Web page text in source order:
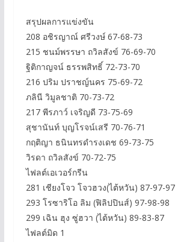
สรุปผลการแข่งขัน
208 อชิรญาณ์ ศรีวงษ์ 67-68-73
215 ชนม์พรรษา ถวิลสังข์ 76-69-70
ฐิติกาญจน์ ธรรพสิทธิ์ 72-73-70
216 ปริม ปราชญ์นคร 75-69-72
ภลินี วิมูลชาติ 70-73-72
217 พีรภาว์ เจริญดี 73-75-69
สุชานันท์ บุญโรจน์เสรี 70-76-71
กฤติญา ธนินทรดำรงเดช 69-73-75
วิรดา ถวิลสังข์ 70-72-75
ไฟลต์เอเวอร์กรีน
281 เชียงโจว โจวฮวง(ไต้หวัน) 87-97-97
293 โรซาริโอ ลิม (ฟิลิปปินส์) 97-98-98
299 เฉิน ฮุง ซู่ฮวา (ไต้หวัน) 89-83-87
ไฟลต์มิด 1